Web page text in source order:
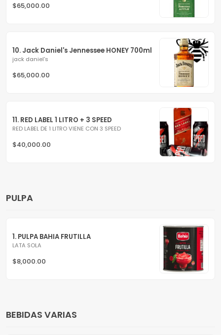
$65,000.00
10. Jack Daniel's Jennessee HONEY 700ml
jack daniel's
$65,000.00
11. RED LABEL 1 LITRO + 3 SPEED
RED LABEL DE 1 LITRO VIENE CON 3 SPEED
$40,000.00
PULPA
1. PULPA BAHIA FRUTILLA
LATA SOLA
$8,000.00
BEBIDAS VARIAS